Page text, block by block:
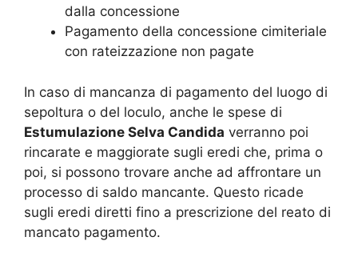
dalla concessione
Pagamento della concessione cimiteriale
con rateizzazione non pagate
In caso di mancanza di pagamento del luogo di
sepoltura o del loculo, anche le spese di
Estumulazione Selva Candida verranno poi
rincarate e maggiorate sugli eredi che, prima o
poi, si possono trovare anche ad affrontare un
processo di saldo mancante. Questo ricade
sugli eredi diretti fino a prescrizione del reato di
mancato pagamento.